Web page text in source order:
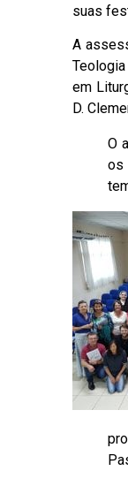
suas
A
em
D.
O
os